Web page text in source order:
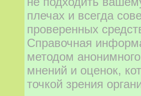
плечах и всегда
проверенных
Справочная
методом
мнений и оценок,
точкой зрения